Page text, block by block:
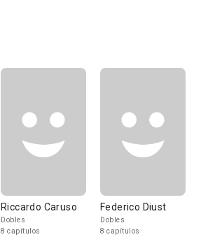
Riccardo Caruso
Dobles
8 capítulos
Federico Diust
Dobles
8 capítulos